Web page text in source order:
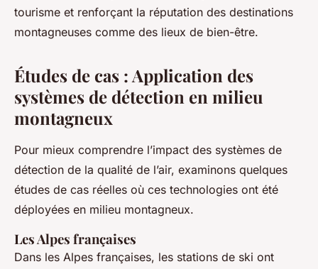
tourisme et renforçant la réputation des destinations
montagneuses comme des lieux de bien-être.
Études de cas : Application des
systèmes de détection en milieu
montagneux
Pour mieux comprendre l’impact des systèmes de
détection de la qualité de l’air, examinons quelques
études de cas réelles où ces technologies ont été
déployées en milieu montagneux.
Les Alpes françaises
Dans les Alpes françaises, les stations de ski ont